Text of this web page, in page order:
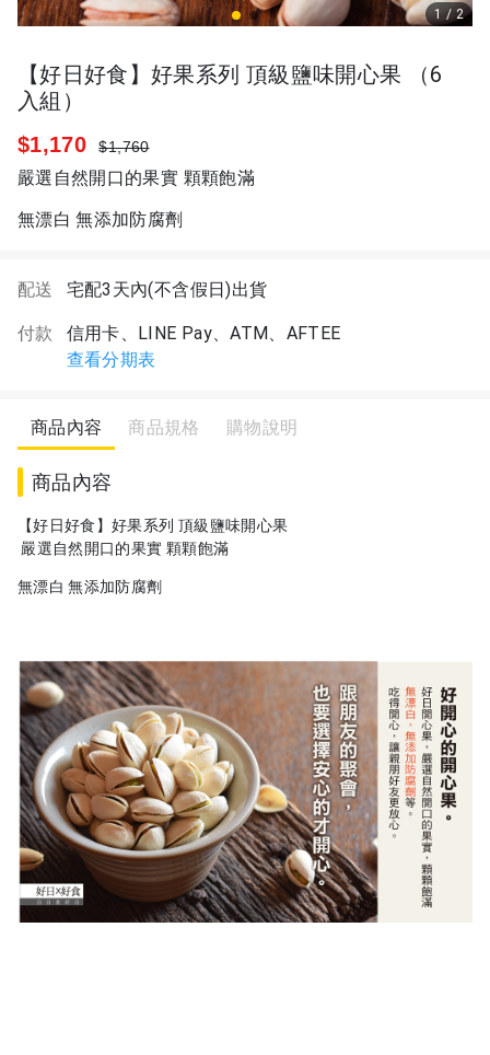
1 /2
【好日好食】好果系列 頂級鹽味開心果 （6
入組）
$1,170 $1,760
嚴選自然開口的果實 顆顆飽滿
無漂白 無添加防腐劑
配送 宅配3天內(不含假日)出貨
付款
信用卡、LINE Pay、ATM、AFTEE
查看分期表
商品內容 商品規格 購物說明
商品內容
【好日好食】好果系列 頂級鹽味開心果
嚴選自然開口的果實 顆顆飽滿
無漂白 無添加防腐劑